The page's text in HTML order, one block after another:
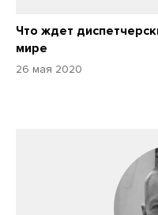
Что ждет
мире
26 мая 2020